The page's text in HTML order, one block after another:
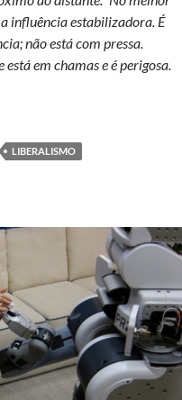
influência estabilizadora. É
não está com pressa.
em chamas e é perigosa.
LIBERALISMO